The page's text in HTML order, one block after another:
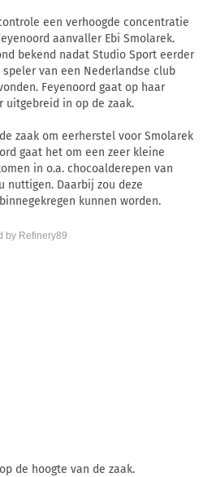
een verhoogde concentratie
aanvaller Ebi Smolarek.
bekend nadat Studio Sport eerder
van een Nederlandse club
Feyenoord gaat op haar
uitgebreid in op de zaak.
zaak om eerherstel voor Smolarek
gaat het om een zeer kleine
in o.a. chocoalderepen van
nuttigen. Daarbij zou deze
kunnen worden.
by Refinery89
de hoogte van de zaak.